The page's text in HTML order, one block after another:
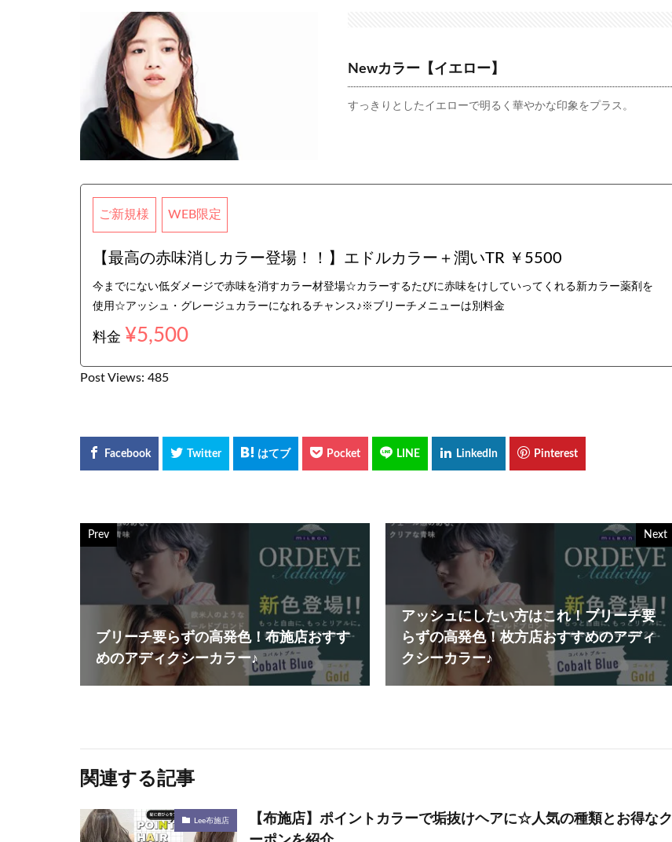
Newカラー【イエロー】
すっきりとしたイエローで明るく華やかな印象をプラス。
ご新規様 WEB限定
【最高の赤味消しカラー登場！！】エドルカラー＋潤いTR ￥5500
今までにない低ダメージで赤味を消すカラー材登場☆カラーするたびに赤味をけしていってくれる新カラー薬剤を
使用☆アッシュ・グレージュカラーになれるチャンス♪※ブリーチメニューは別料金
料金 ¥5,500
Post Views: 485
Prev
ブリーチ要らずの高発色！布施店おすす
めのアディクシーカラー♪
Next
アッシュにしたい方はこれ！ブリーチ要
らずの高発色！枚方店おすすめのアディ
クシーカラー♪
関連する記事
Lee布施店
【布施店】ポイントカラーで垢抜けヘアに☆人気の種類とお得なク